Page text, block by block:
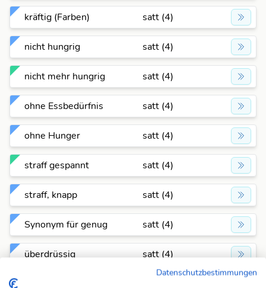
kräftig (Farben) satt (4)
nicht hungrig satt (4)
nicht mehr hungrig satt (4)
ohne Essbedürfnis satt (4)
ohne Hunger satt (4)
straff gespannt satt (4)
straff, knapp satt (4)
Synonym für genug satt (4)
überdrüssig satt (4)
Datenschutzbestimmungen